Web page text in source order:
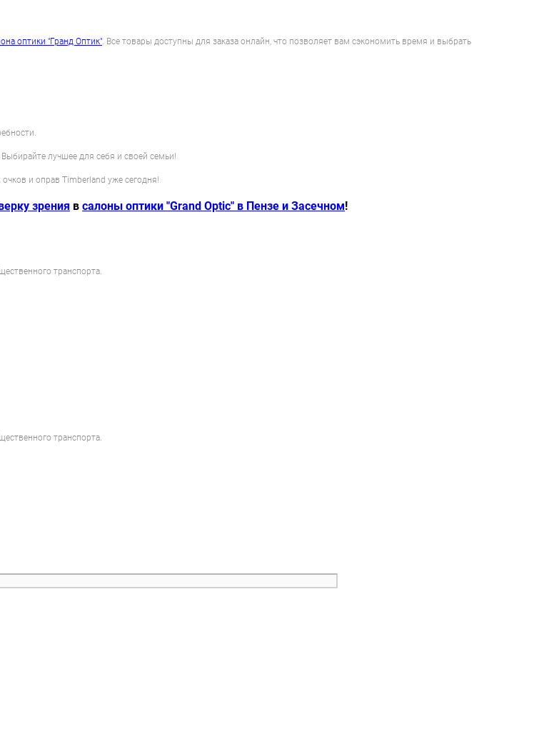
оптики "Гранд Оптик". Все товары доступны для заказа онлайн, что позволяет вам сэкономить время и выбрать
лучшее для себя и своей семьи!
и оправ Timberland уже сегодня!
зрения в салоны оптики "Grand Optic" в Пензе и Засечном!
транспорта.
транспорта.